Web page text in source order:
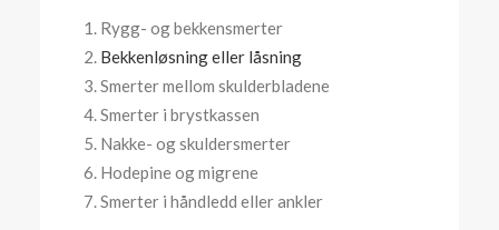
Rygg- og bekkensmerter
Bekkenløsning eller låsning
Smerter mellom skulderbladene
Smerter i brystkassen
Nakke- og skuldersmerter
Hodepine og migrene
Smerter i håndledd eller ankler